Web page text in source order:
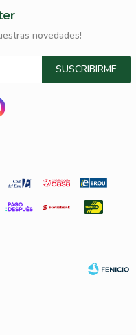
novedades!
SUSCRIBIRME